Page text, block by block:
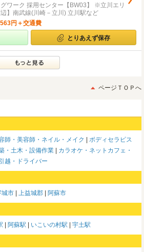
ワーク 採用センター【BW03】 ※立川エリ
】南武線(川崎－立川) 立川駅など
円＋交通費
とりあえず保存
ページＴＯＰへ
師・美容師・ネイル・メイク
ボディセラピス
・土木・設備作業
カラオケ・ネットカフェ・
越・ドライバー
城市 上益城郡 阿蘇市
阿蘇駅 いこいの村駅 宇土駅